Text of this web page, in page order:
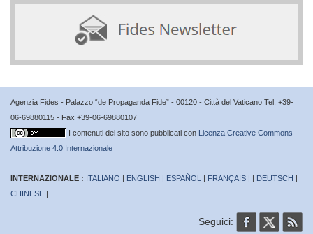
Agenzia Fides - Palazzo “de Propaganda Fide” - 00120 - Città del Vaticano Tel. +39-
06-69880115 - Fax +39-06-69880107
I contenuti del sito sono pubblicati con Licenza Creative Commons
Attribuzione 4.0 Internazionale
INTERNAZIONALE : ITALIANO | ENGLISH | ESPAÑOL | FRANÇAIS | | DEUTSCH |
CHINESE |
Seguici: